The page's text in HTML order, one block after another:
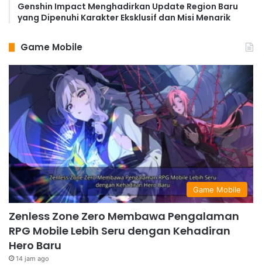
Genshin Impact Menghadirkan Update Region Baru
yang Dipenuhi Karakter Eksklusif dan Misi Menarik
Game Mobile
Game Mobile
Zenless Zone Zero Membawa Pengalaman
RPG Mobile Lebih Seru dengan Kehadiran
Hero Baru
14 jam ago